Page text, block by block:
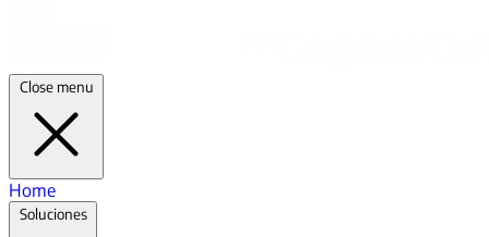
Close menu
Home
Soluciones